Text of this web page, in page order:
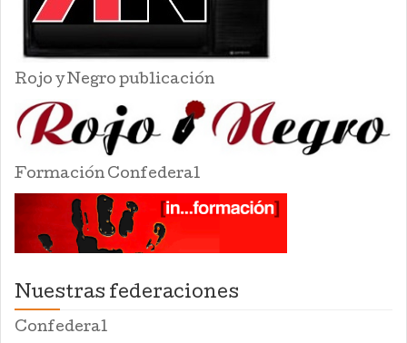
Rojo y Negro publicación
Formación Confederal
Nuestras federaciones
Confederal